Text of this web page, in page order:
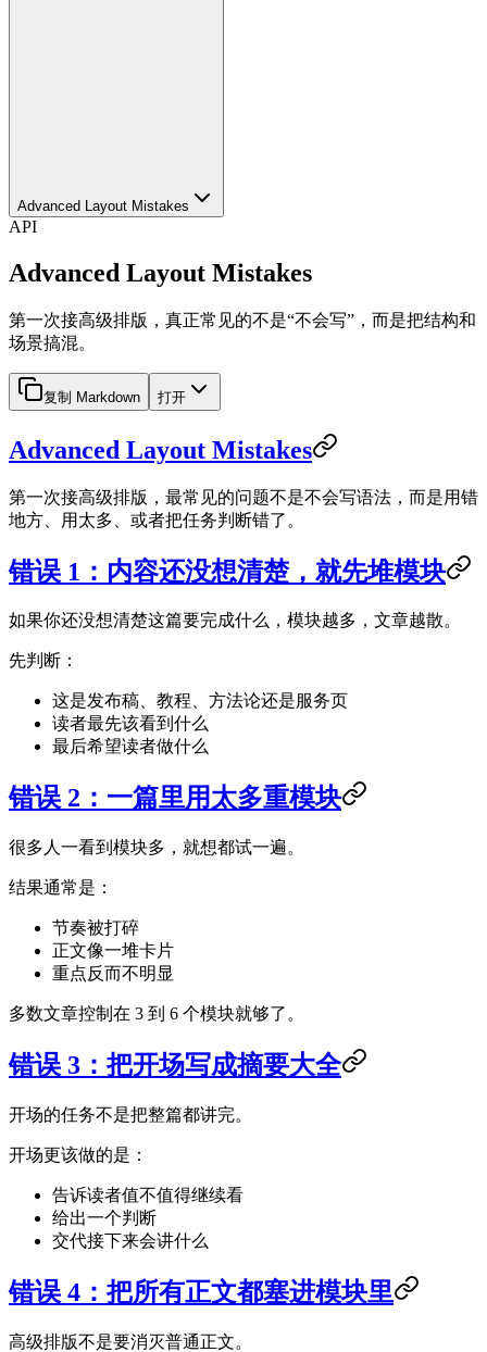
Advanced Layout Mistakes
API
Advanced Layout Mistakes
第一次接高级排版，真正常见的不是“不会写”，而是把结构和
场景搞混。
复制 Markdown 打开
Advanced Layout Mistakes
第一次接高级排版，最常见的问题不是不会写语法，而是用错
地方、用太多、或者把任务判断错了。
错误 1：内容还没想清楚，就先堆模块
如果你还没想清楚这篇要完成什么，模块越多，文章越散。
先判断：
这是发布稿、教程、方法论还是服务页
读者最先该看到什么
最后希望读者做什么
错误 2：一篇里用太多重模块
很多人一看到模块多，就想都试一遍。
结果通常是：
节奏被打碎
正文像一堆卡片
重点反而不明显
多数文章控制在 3 到 6 个模块就够了。
错误 3：把开场写成摘要大全
开场的任务不是把整篇都讲完。
开场更该做的是：
告诉读者值不值得继续看
给出一个判断
交代接下来会讲什么
错误 4：把所有正文都塞进模块里
高级排版不是要消灭普通正文。